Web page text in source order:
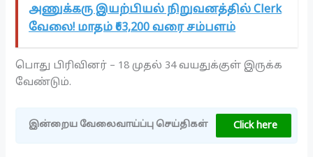
அணுக்கரு இயற்பியல் நிறுவனத்தில் Clerk
வேலை! மாதம் ₹63,200 வரை சம்பளம்
பொது பிரிவினர் – 18 முதல் 34 வயதுக்குள் இருக்க
வேண்டும்.
இன்றைய வேலைவாய்ப்பு செய்திகள் Click here